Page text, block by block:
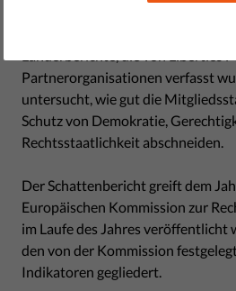
Partnerorganisationen verfasst
untersucht, wie gut die
Schutz von Demokratie,
Rechtsstaatlichkeit abschneiden.
Der Schattenbericht greift dem
Europäischen Kommission zur
im Laufe des Jahres veröffentlicht
den von der Kommission
Indikatoren gegliedert.